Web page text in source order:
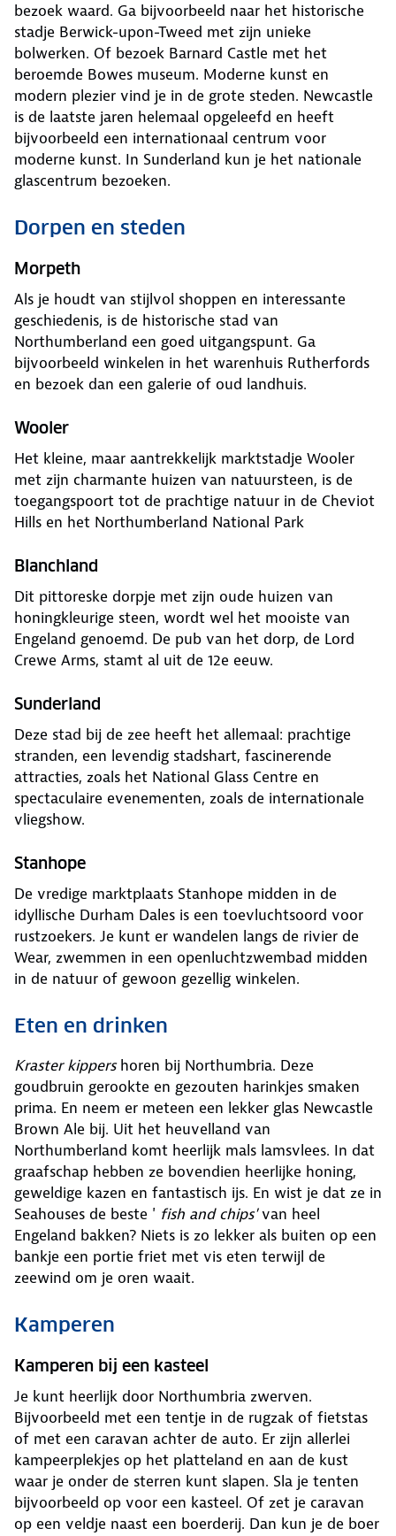
bezoek waard. Ga bijvoorbeeld naar het historische
stadje Berwick-upon-Tweed met zijn unieke
bolwerken. Of bezoek Barnard Castle met het
beroemde Bowes museum. Moderne kunst en
modern plezier vind je in de grote steden. Newcastle
is de laatste jaren helemaal opgeleefd en heeft
bijvoorbeeld een internationaal centrum voor
moderne kunst. In Sunderland kun je het nationale
glascentrum bezoeken.
Dorpen en steden
Morpeth
Als je houdt van stijlvol shoppen en interessante
geschiedenis, is de historische stad van
Northumberland een goed uitgangspunt. Ga
bijvoorbeeld winkelen in het warenhuis Rutherfords
en bezoek dan een galerie of oud landhuis.
Wooler
Het kleine, maar aantrekkelijk marktstadje Wooler
met zijn charmante huizen van natuursteen, is de
toegangspoort tot de prachtige natuur in de Cheviot
Hills en het Northumberland National Park
Blanchland
Dit pittoreske dorpje met zijn oude huizen van
honingkleurige steen, wordt wel het mooiste van
Engeland genoemd. De pub van het dorp, de Lord
Crewe Arms, stamt al uit de 12e eeuw.
Sunderland
Deze stad bij de zee heeft het allemaal: prachtige
stranden, een levendig stadshart, fascinerende
attracties, zoals het National Glass Centre en
spectaculaire evenementen, zoals de internationale
vliegshow.
Stanhope
De vredige marktplaats Stanhope midden in de
idyllische Durham Dales is een toevluchtsoord voor
rustzoekers. Je kunt er wandelen langs de rivier de
Wear, zwemmen in een openluchtzwembad midden
in de natuur of gewoon gezellig winkelen.
Eten en drinken
Kraster kippershoren bij Northumbria. Deze
goudbruin gerookte en gezouten harinkjes smaken
prima. En neem er meteen een lekker glas Newcastle
Brown Ale bij. Uit het heuvelland van
Northumberland komt heerlijk mals lamsvlees. In dat
graafschap hebben ze bovendien heerlijke honing,
geweldige kazen en fantastisch ijs. En wist je dat ze in
Seahouses de beste ' fish and chips'van heel
Engeland bakken? Niets is zo lekker als buiten op een
bankje een portie friet met vis eten terwijl de
zeewind om je oren waait.
Kamperen
Kamperen bij een kasteel
Je kunt heerlijk door Northumbria zwerven.
Bijvoorbeeld met een tentje in de rugzak of fietstas
of met een caravan achter de auto. Er zijn allerlei
kampeerplekjes op het platteland en aan de kust
waar je onder de sterren kunt slapen. Sla je tenten
bijvoorbeeld op voor een kasteel. Of zet je caravan
op een veldje naast een boerderij. Dan kun je de boer